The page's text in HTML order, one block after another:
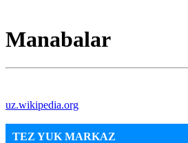
Manabalar
uz.wikipedia.org
TEZ YUK MARKAZ